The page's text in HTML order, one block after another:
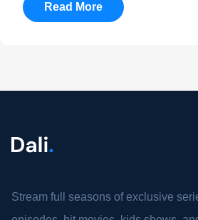
Read More
Stream full seasons of exclusive